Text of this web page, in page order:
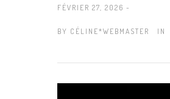
FÉVRIER 27, 2026 -
BY CÉLINE*WEBMASTER IN